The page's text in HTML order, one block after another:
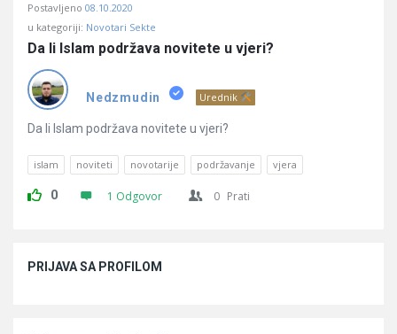
Učene
Latest
Pitanja
Postavljeno 08.10.2020
u kategoriji: Novotari Sekte
Da li Islam podržava novitete u vjeri?
Nedzmudin Urednik
Da li Islam podržava novitete u vjeri?
islam noviteti novotarije podržavanje vjera
0 1 Odgovor 0 Prati
PRIJAVA SA PROFILOM